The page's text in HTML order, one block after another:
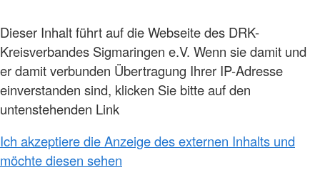
Dieser Inhalt führt auf die Webseite des DRK-
Kreisverbandes Sigmaringen e.V. Wenn sie damit und
er damit verbunden Übertragung Ihrer IP-Adresse
einverstanden sind, klicken Sie bitte auf den
untenstehenden Link
Ich akzeptiere die Anzeige des externen Inhalts und
möchte diesen sehen